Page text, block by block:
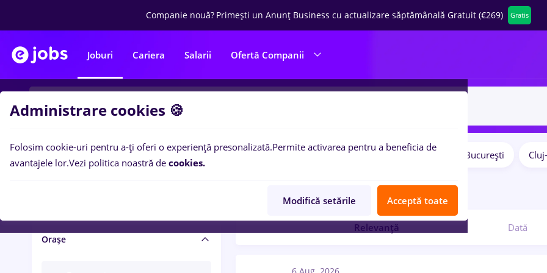
Companie nouă? Primești un Anunț Business cu actualizare săptămânală Gratuit (€269) Gratis
Joburi Cariera Salarii Ofertă Companii
Salariu și beneficii
Orașe
București
locuri de munca
Relevanță Dată
Administrare cookies 🍪
Folosim cookie-uri pentru a-ți oferi o experiență presonalizată.Permite activarea pentru a beneficia de
avantajele lor.Vezi politica noastră de cookies.
Modifică setările Acceptă toate